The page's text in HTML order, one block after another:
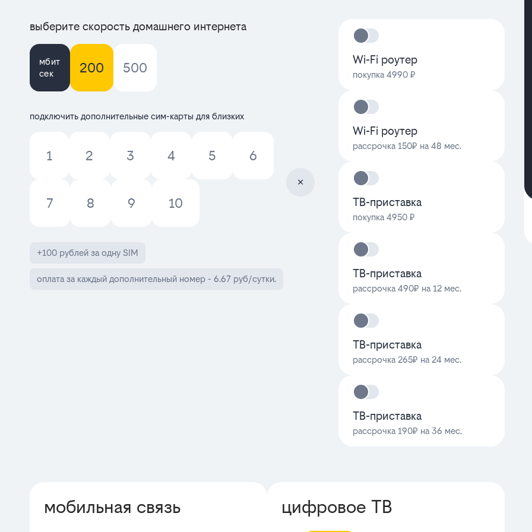
выберите скорость домашнего интернета
мбит
сек
200 500
подключить дополнительные сим-карты для близких
1 2 3 4 5 6
7 8 9 10
+100 рублей за одну SIM
оплата за каждый дополнительный номер - 6.67 руб/сутки.
Wi-Fi роутер
покупка 4990 ₽
Wi-Fi роутер
рассрочка 150₽ на 48 мес.
ТВ-приставка
покупка 4950 ₽
ТВ-приставка
рассрочка 490₽ на 12 мес.
ТВ-приставка
рассрочка 265₽ на 24 мес.
ТВ-приставка
рассрочка 190₽ на 36 мес.
мобильная связь цифровое ТВ